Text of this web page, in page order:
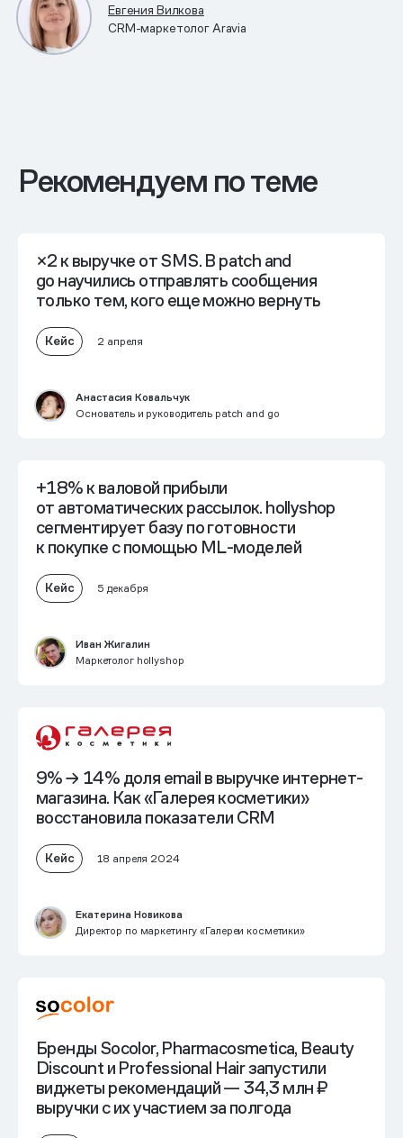
Евгения Вилкова
CRM-маркетолог Aravia
Рекомендуем по теме
×2 к выручке от SMS. В patch and
go научились отправлять сообщения
только тем, кого еще можно вернуть
Кейс 2 апреля
Анастасия Ковальчук
Основатель и руководитель patch and go
+18% к валовой прибыли
от автоматических рассылок. hollyshop
сегментирует базу по готовности
к покупке с помощью ML-моделей
Кейс 5 декабря
Иван Жигалин
Маркетолог hollyshop
9% → 14% доля email в выручке интернет-
магазина. Как «Галерея косметики»
восстановила показатели CRM
Кейс 18 апреля 2024
Екатерина Новикова
Директор по маркетингу «Галереи косметики»
Бренды Socolor, Pharmacosmetica, Beauty
Discount и Professional Hair запустили
виджеты рекомендаций — 34,3 млн ₽
выручки с их участием за полгода